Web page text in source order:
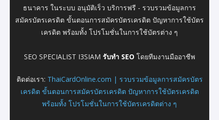
ธนาคาร ในระบบ อนุมัติเร็ว บริการฟรี - รวบรวมข้อมูลการ
สมัครบัตรเครดิต ขั้นตอนการสมัครบัตรเครดิต ปัญหาการใช้บัตร
เครดิต พร้อมทั้ง โปรโมชั่นในการใช้บัตรต่าง ๆ
SEO SPECIALIST I3SIAM รับทำ SEO โดยทีมงานมืออาชีพ
ติดต่อเรา: ThaiCardOnline.com | รวบรวมข้อมูลการสมัครบัตร
เครดิต ขั้นตอนการสมัครบัตรเครดิต ปัญหาการใช้บัตรเครดิต
พร้อมทั้ง โปรโมชั่นในการใช้บัตรเครดิตต่าง ๆ